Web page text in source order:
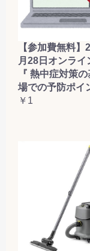
【参加費無料】
月28日オンライ
『 熱中症対策
場での予防ポイ
￥1